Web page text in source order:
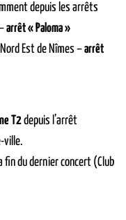
depuis les arrêts
arrêt « Paloma »
Est de Nîmes –arrêt
T2depuis l’arrêt
ville.
fin du dernier concert (Club